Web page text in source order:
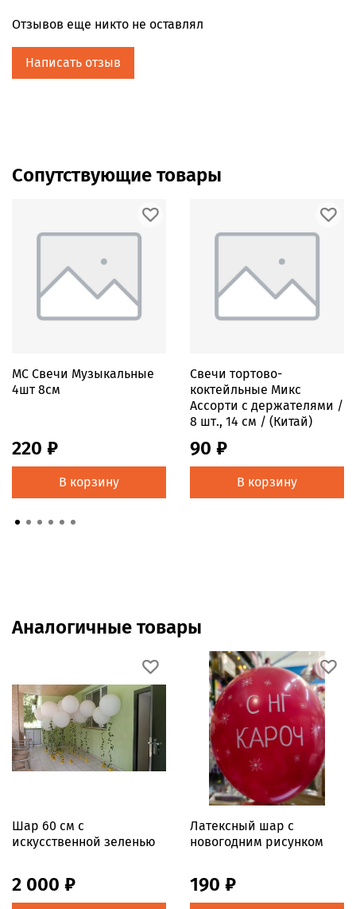
Отзывов еще никто не оставлял
Написать отзыв
Сопутствующие товары
MС Свечи Музыкальные
4шт 8см
220 ₽
В корзину
Свечи тортово-
коктейльные Микс
Ассорти с держателями /
8 шт., 14 см / (Китай)
90 ₽
В корзину
Аналогичные товары
Шар 60 см с
искусственной зеленью
2 000 ₽
Латексный шар с
новогодним рисунком
190 ₽